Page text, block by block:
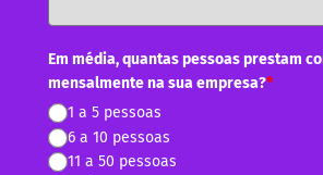
Em média, quantas pessoas prestam
mensalmente na sua empresa?*
1 a 5 pessoas
6 a 10 pessoas
11 a 50 pessoas